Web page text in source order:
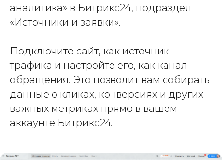
аналитика» в Битрикс24, подраздел
«Источники и заявки».
Подключите сайт, как источник
трафика и настройте его, как канал
обращения. Это позволит вам собирать
данные о кликах, конверсиях и других
важных метриках прямо в вашем
аккаунте Битрикс24.